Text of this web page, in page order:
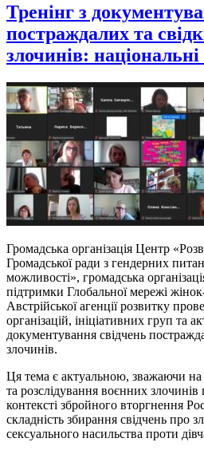
Тренінг з
постраждалих та
злочинів:
Громадська організація Центр
Громадської ради з гендерних
можливості», громадська
підтримки Глобальної мережі
Австрійської агенції розвитку
організацій, ініціативних груп та
документування свідчень
злочинів.
Ця тема є актуальною, зважаючи на
та розслідування воєнних
контексті збройного вторгнення
складність збирання свідчень про
сексуального насильства проти